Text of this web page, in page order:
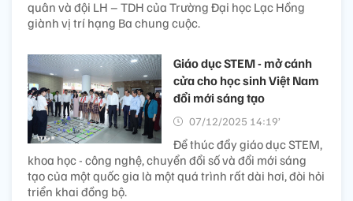
quân và đội LH – TDH của Trường Đại học Lạc Hồng
giành vị trí hạng Ba chung cuộc.
Giáo dục STEM - mở cánh
cửa cho học sinh Việt Nam
đổi mới sáng tạo
07/12/2025 14:19’
Để thúc đẩy giáo dục STEM,
khoa học - công nghệ, chuyển đổi số và đổi mới sáng
tạo của một quốc gia là một quá trình rất dài hơi, đòi hỏi
triển khai đồng bộ.